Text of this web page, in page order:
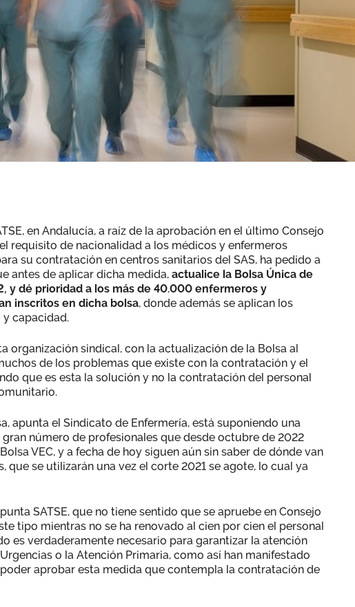
en Andalucía, a raíz de la aprobación en el último Consejo
requisito de nacionalidad a los médicos y enfermeros
su contratación en centros sanitarios del SAS, ha pedido a
antes de aplicar dicha medida, actualice la Bolsa Única de
y dé prioridad a los más de 40.000 enfermeros y
inscritos en dicha bolsa, donde además se aplican los
capacidad.
organización sindical, con la actualización de la Bolsa al
de los problemas que existe con la contratación y el
que es esta la solución y no la contratación del personal
apunta el Sindicato de Enfermería, está suponiendo una
número de profesionales que desde octubre de 2022
VEC, y a fecha de hoy siguen aún sin saber de dónde van
que se utilizarán una vez el corte 2021 se agote, lo cual ya
SATSE, que no tiene sentido que se apruebe en Consejo
tipo mientras no se ha renovado al cien por cien el personal
es verdaderamente necesario para garantizar la atención
o la Atención Primaria, como así han manifestado
aprobar esta medida que contempla la contratación de